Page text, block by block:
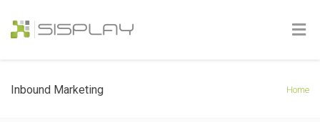
Inbound Marketing Home